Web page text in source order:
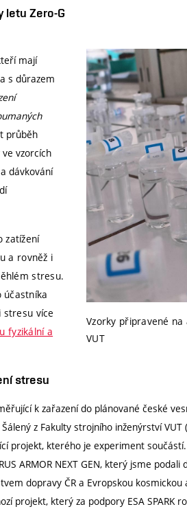
letu Zero-G
Vzorky připravené
VUT
mají
s důrazem
průběh
vzorcích
dávkování
zatížení
a rovněž i
stresu.
účastníka
stresu více
fyzikální a
stresu
k zařazení do plánované české
z Fakulty strojního inženýrství VUT
projekt, kterého je experiment
ARMOR NEXT GEN, který jsme podali
dopravy ČR a Evropskou kosmickou
projekt, který za podpory ESA SPARK